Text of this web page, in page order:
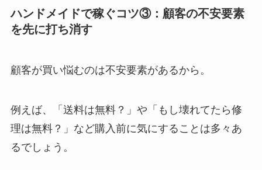
ハンドメイドで稼ぐコツ③：顧客の不安要素
を先に打ち消す
顧客が買い悩むのは不安要素があるから。
例えば、「送料は無料？」や「もし壊れてたら修
理は無料？」など購入前に気にすることは多々あ
るでしょう。